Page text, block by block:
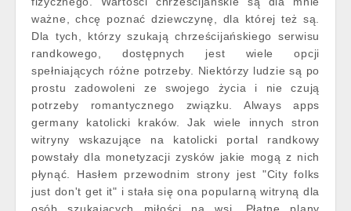
ważne, chcę poznać dziewczynę, dla której też są.
Dla tych, którzy szukają chrześcijańskiego serwisu
randkowego, dostępnych jest wiele opcji
spełniających różne potrzeby. Niektórzy ludzie są po
prostu zadowoleni ze swojego życia i nie czują
potrzeby romantycznego związku. Always apps
germany katolicki kraków. Jak wiele innych stron
witryny wskazujące na katolicki portal randkowy
powstały dla monetyzacji zysków jakie mogą z nich
płynąć. Hasłem przewodnim strony jest "City folks
just don't get it" i stała się ona popularną witryną dla